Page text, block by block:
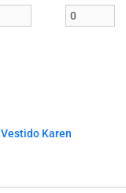
Vestido Karen